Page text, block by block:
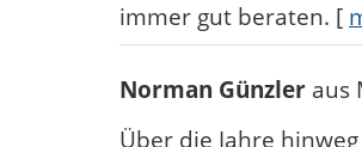
immer gut beraten. [
Norman Günzler aus
Über die Jahre